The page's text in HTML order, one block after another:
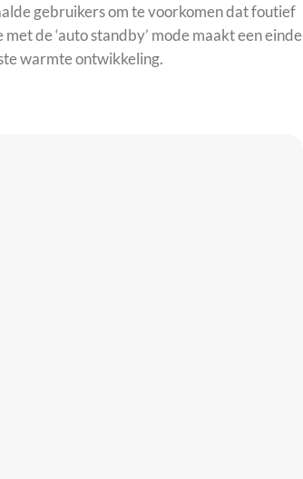
gebruikers om te voorkomen dat foutief
de ‘auto standby’ mode maakt een einde
warmte ontwikkeling.